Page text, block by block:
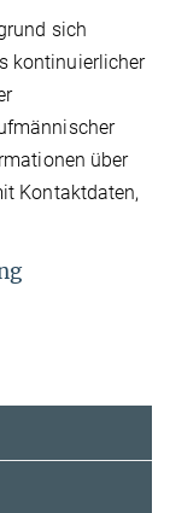
sich
kontinuierlicher
über
Kontaktdaten,